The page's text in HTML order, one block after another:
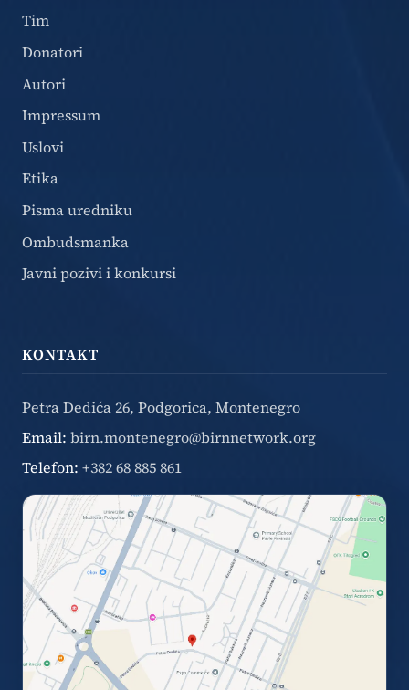
Tim
Donatori
Autori
Impressum
Uslovi
Etika
Pisma uredniku
Ombudsmanka
Javni pozivi i konkursi
KONTAKT
Petra Dedića 26, Podgorica, Montenegro
Email: birn.montenegro@birnnetwork.org
Telefon: +382 68 885 861